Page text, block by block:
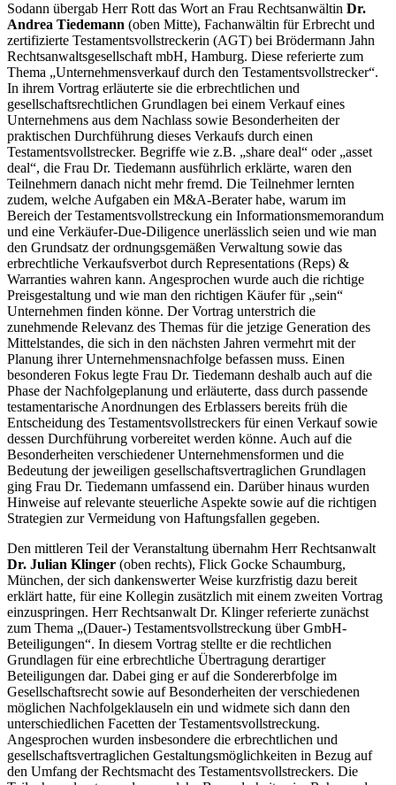
Sodann übergab Herr Rott das Wort an Frau Rechtsanwältin Dr.
Andrea Tiedemann (oben Mitte), Fachanwältin für Erbrecht und
zertifizierte Testamentsvollstreckerin (AGT) bei Brödermann Jahn
Rechtsanwaltsgesellschaft mbH, Hamburg. Diese referierte zum
Thema „Unternehmensverkauf durch den Testamentsvollstrecker“.
In ihrem Vortrag erläuterte sie die erbrechtlichen und
gesellschaftsrechtlichen Grundlagen bei einem Verkauf eines
Unternehmens aus dem Nachlass sowie Besonderheiten der
praktischen Durchführung dieses Verkaufs durch einen
Testamentsvollstrecker. Begriffe wie z.B. „share deal“ oder „asset
deal“, die Frau Dr. Tiedemann ausführlich erklärte, waren den
Teilnehmern danach nicht mehr fremd. Die Teilnehmer lernten
zudem, welche Aufgaben ein M&A-Berater habe, warum im
Bereich der Testamentsvollstreckung ein Informationsmemorandum
und eine Verkäufer-Due-Diligence unerlässlich seien und wie man
den Grundsatz der ordnungsgemäßen Verwaltung sowie das
erbrechtliche Verkaufsverbot durch Representations (Reps) &
Warranties wahren kann. Angesprochen wurde auch die richtige
Preisgestaltung und wie man den richtigen Käufer für „sein“
Unternehmen finden könne. Der Vortrag unterstrich die
zunehmende Relevanz des Themas für die jetzige Generation des
Mittelstandes, die sich in den nächsten Jahren vermehrt mit der
Planung ihrer Unternehmensnachfolge befassen muss. Einen
besonderen Fokus legte Frau Dr. Tiedemann deshalb auch auf die
Phase der Nachfolgeplanung und erläuterte, dass durch passende
testamentarische Anordnungen des Erblassers bereits früh die
Entscheidung des Testamentsvollstreckers für einen Verkauf sowie
dessen Durchführung vorbereitet werden könne. Auch auf die
Besonderheiten verschiedener Unternehmensformen und die
Bedeutung der jeweiligen gesellschaftsvertraglichen Grundlagen
ging Frau Dr. Tiedemann umfassend ein. Darüber hinaus wurden
Hinweise auf relevante steuerliche Aspekte sowie auf die richtigen
Strategien zur Vermeidung von Haftungsfallen gegeben.
Den mittleren Teil der Veranstaltung übernahm Herr Rechtsanwalt
Dr. Julian Klinger (oben rechts), Flick Gocke Schaumburg,
München, der sich dankenswerter Weise kurzfristig dazu bereit
erklärt hatte, für eine Kollegin zusätzlich mit einem zweiten Vortrag
einzuspringen. Herr Rechtsanwalt Dr. Klinger referierte zunächst
zum Thema „(Dauer-) Testamentsvollstreckung über GmbH-
Beteiligungen“. In diesem Vortrag stellte er die rechtlichen
Grundlagen für eine erbrechtliche Übertragung derartiger
Beteiligungen dar. Dabei ging er auf die Sondererbfolge im
Gesellschaftsrecht sowie auf Besonderheiten der verschiedenen
möglichen Nachfolgeklauseln ein und widmete sich dann den
unterschiedlichen Facetten der Testamentsvollstreckung.
Angesprochen wurden insbesondere die erbrechtlichen und
gesellschaftsvertraglichen Gestaltungsmöglichkeiten in Bezug auf
den Umfang der Rechtsmacht des Testamentsvollstreckers. Die